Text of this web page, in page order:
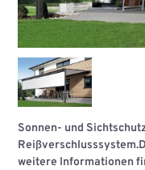
Sonnen- und
weitere Informationen